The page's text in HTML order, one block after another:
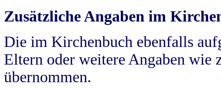
Zusätzliche Angaben im
Die im Kirchenbuch ebenfalls
Eltern oder weitere Angaben wie
übernommen.